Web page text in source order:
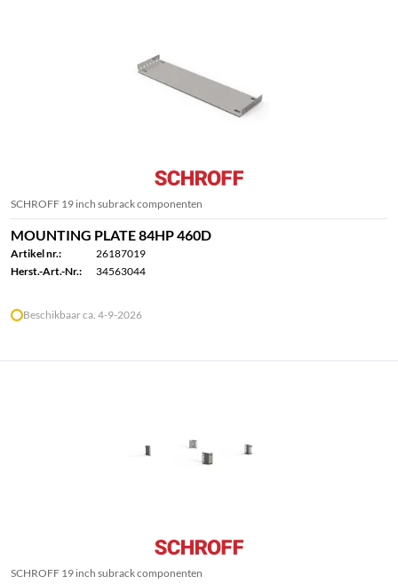
SCHROFF 19 inch subrack componenten
MOUNTING PLATE 84HP 460D
Artikel nr.:
26187019
Herst.-Art.-Nr.:
34563044
Beschikbaar ca. 4-9-2026
SCHROFF 19 inch subrack componenten